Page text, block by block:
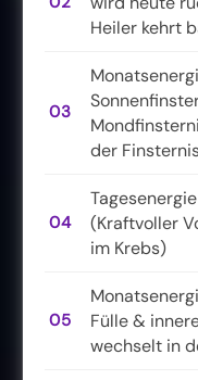
Heiler kehrt
03
der
04
(Kraftvoller
im Krebs)
05
Fülle &
wechselt in